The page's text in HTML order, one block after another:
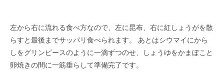
左から右に流れる食べ方なので、左に昆布、右に紅しょうがを散
らすと最後までサッパリ食べられます。 あとはシウマイにから
しをグリンピースのように一滴ずつのせ、しょうゆをかまぼこと
卵焼きの間に一筋垂らして準備完了です。